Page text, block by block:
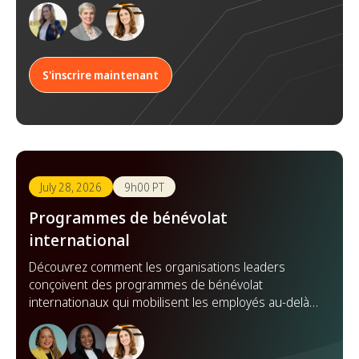
communs.
S'inscrire maintenant
July 28, 2026 9h00 PT
Programmes de bénévolat
international
Découvrez comment les organisations leaders
conçoivent des programmes de bénévolat
internationaux qui mobilisent les employés au-delà
des frontières, renforcent les partenariats et
démultiplient leur impact à l'échelle mondiale.